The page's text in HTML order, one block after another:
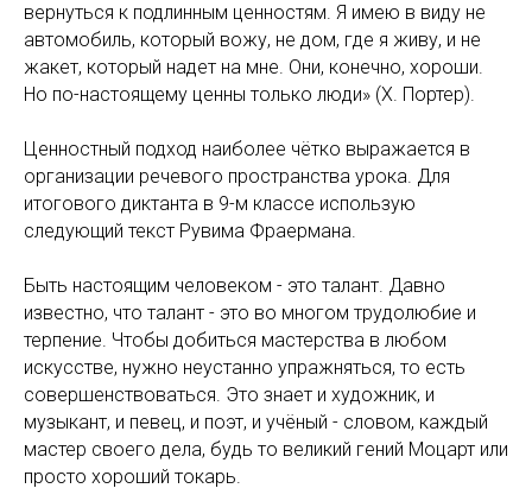
вернуться к подлинным ценностям. Я имею в виду не
автомобиль, который вожу, не дом, где я живу, и не
жакет, который надет на мне. Они, конечно, хороши.
Но по-настоящему ценны только люди» (Х. Портер).
Ценностный подход наиболее чётко выражается в
организации речевого пространства урока. Для
итогового диктанта в 9-м классе использую
следующий текст Рувима Фраермана.
Быть настоящим человеком - это талант. Давно
известно, что талант - это во многом трудолюбие и
терпение. Чтобы добиться мастерства в любом
искусстве, нужно неустанно упражняться, то есть
совершенствоваться. Это знает и художник, и
музыкант, и певец, и поэт, и учёный - словом, каждый
мастер своего дела, будь то великий гений Моцарт или
просто хороший токарь.